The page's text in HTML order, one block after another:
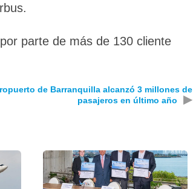
parte de más de 130 cliente
de Barranquilla alcanzó 3 millones de
pasajeros en último año
▶